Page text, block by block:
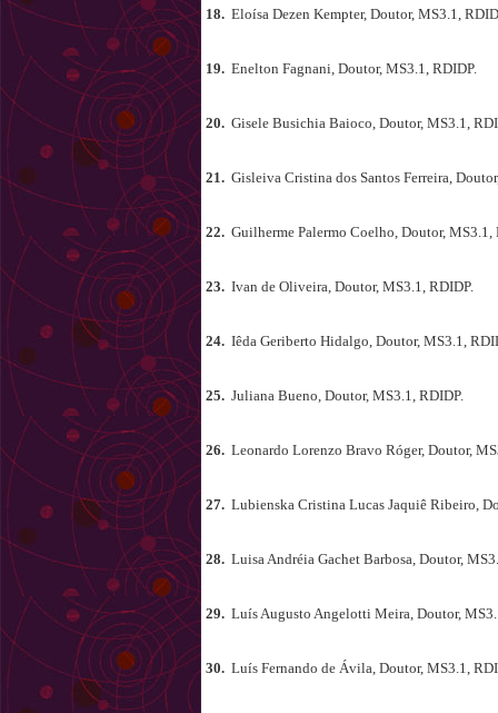
18. Eloísa Dezen Kempter, Doutor, MS3.1,
19. Enelton Fagnani, Doutor, MS3.1, RDIDP.
20. Gisele Busichia Baioco, Doutor, MS3.1,
21. Gisleiva Cristina dos Santos Ferreira,
22. Guilherme Palermo Coelho, Doutor, MS3.1,
23. Ivan de Oliveira, Doutor, MS3.1, RDIDP.
24. Iêda Geriberto Hidalgo, Doutor, MS3.1,
25. Juliana Bueno, Doutor, MS3.1, RDIDP.
26. Leonardo Lorenzo Bravo Róger, Doutor,
27. Lubienska Cristina Lucas Jaquiê Ribeiro,
28. Luisa Andréia Gachet Barbosa, Doutor,
29. Luís Augusto Angelotti Meira, Doutor,
30. Luís Fernando de Ávila, Doutor, MS3.1,